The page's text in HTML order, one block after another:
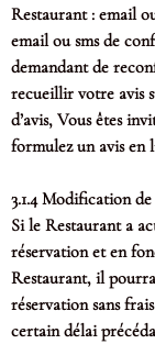
Restaurant : email
email ou sms de
demandant de
recueillir votre avis
d’avis, Vous êtes
formulez un avis en
3.1.4 Modification
Si le Restaurant a
réservation et en
Restaurant, il
réservation sans
certain délai